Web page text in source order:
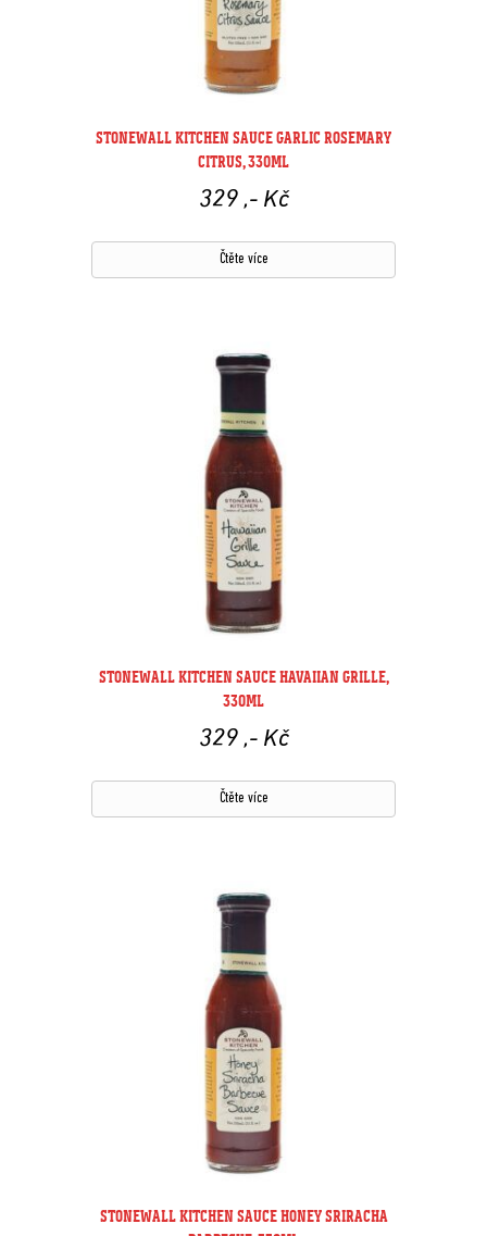
STONEWALL KITCHEN SAUCE GARLIC ROSEMARY
CITRUS, 330ML
329 ,- Kč
Čtěte více
STONEWALL KITCHEN SAUCE HAVAIIAN GRILLE,
330ML
329 ,- Kč
Čtěte více
STONEWALL KITCHEN SAUCE HONEY SRIRACHA